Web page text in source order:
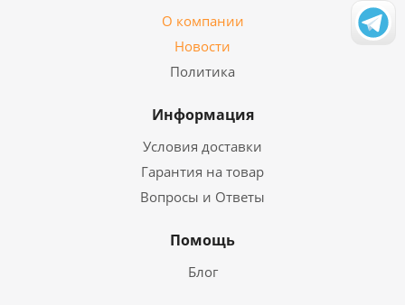
О компании
Новости
Политика
Информация
Условия доставки
Гарантия на товар
Вопросы и Ответы
Помощь
Блог